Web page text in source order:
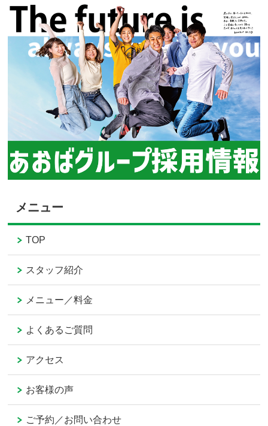
メニュー
TOP
スタッフ紹介
メニュー／料金
よくあるご質問
アクセス
お客様の声
ご予約／お問い合わせ